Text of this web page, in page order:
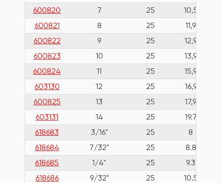
600820
7 25
10,5
600821
8 25
11,9
600822
9 25
12,9
600823
10 25
13,9
600824
11 25
15,9
603130
12 25
16,9
600825
13 25
17,9
603131
14 25
19.7
618683
3/16" 25
8
618684
7/32" 25
8.8
618685
1/4" 25
9.3
618686
9/32" 25
10.5